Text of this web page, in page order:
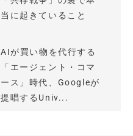
当に起きていること
AIが買い物を代行する
「エージェント・コマ
ース」時代、Googleが
提唱するUniv...